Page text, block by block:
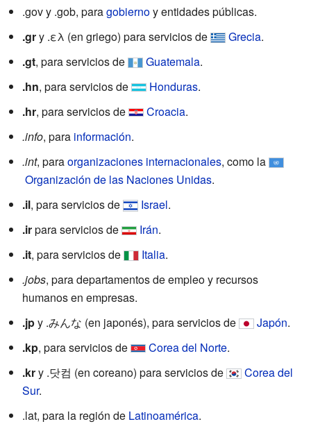
.gov y .gob, paragobiernoy entidades públicas.
.gry .ελ (en griego) para servicios de Grecia.
.gt, para servicios de Guatemala.
.hn, para servicios de Honduras.
.hr, para servicios de Croacia.
.info, para información.
.int, paraorganizaciones internacionales, como la
Organización de las Naciones Unidas.
.il, para servicios de Israel.
.irpara servicios de Irán.
.it, para servicios de Italia.
.jobs, para departamentos de empleo y recursos
humanos en empresas.
.jpy .みんな (en japonés), para servicios de Japón.
.kp, para servicios de Corea del Norte.
.kry .닷컴 (en coreano) para servicios de
Corea del
Sur.
.lat, para la región de Latinoamérica.